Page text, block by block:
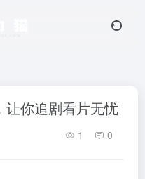
让你追剧看片无忧
1 0